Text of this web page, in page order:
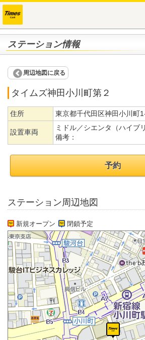
ステーション情報
周辺地図に戻る
タイムズ神田小川町第２
住所 東京都千代田区神田小川町
設置車両
ミドル／シエンタ（ハイブ
備考：
予約
ステーション周辺地図
新規オープン 閉鎖予定